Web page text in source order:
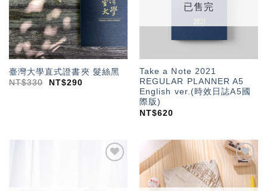
臺灣大學直式證書夾 髮絲黑
NT$330 NT$290
已售完
Take a Note 2021
REGULAR PLANNER A5
English ver.(時效日誌A5國
際版)
NT$620
加入
「願
望輕